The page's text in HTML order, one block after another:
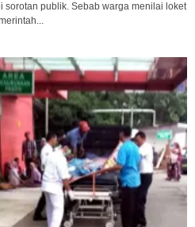
sorotan publik. Sebab warga menilai loket